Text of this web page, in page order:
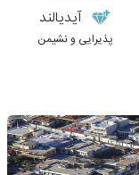
آیدیالند
پذیرایی و نشیمن